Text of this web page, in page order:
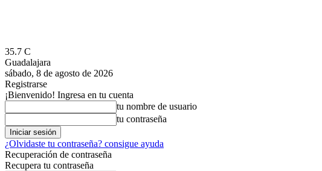
35.7 C
Guadalajara
sábado, 8 de agosto de 2026
Registrarse
¡Bienvenido! Ingresa en tu cuenta
tu nombre de usuario
tu contraseña
¿Olvidaste tu contraseña? consigue ayuda
Recuperación de contraseña
Recupera tu contraseña